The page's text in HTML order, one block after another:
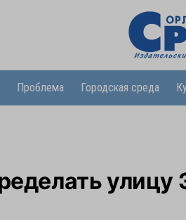
Проблема Городская среда
улицу